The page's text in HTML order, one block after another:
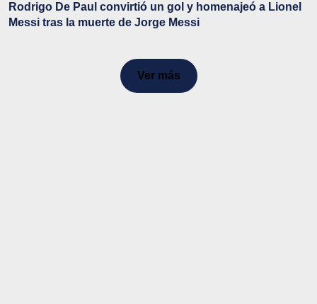
Rodrigo De Paul convirtió un gol y homenajeó a Lionel
Messi tras la muerte de Jorge Messi
Ver más